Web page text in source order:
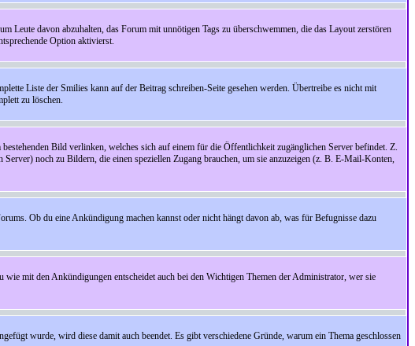
Leute davon abzuhalten, das Forum mit unnötigen Tags zu überschwemmen, die das Layout zerstören
Option aktivierst.
Liste der Smilies kann auf der Beitrag schreiben-Seite gesehen werden. Übertreibe es nicht mit
zu löschen.
Bild verlinken, welches sich auf einem für die Öffentlichkeit zugänglichen Server befindet. Z.
noch zu Bildern, die einen speziellen Zugang brauchen, um sie anzuzeigen (z. B. E-Mail-Konten,
Ob du eine Ankündigung machen kannst oder nicht hängt davon ab, was für Befugnisse dazu
mit den Ankündigungen entscheidet auch bei den Wichtigen Themen der Administrator, wer sie
wurde, wird diese damit auch beendet. Es gibt verschiedene Gründe, warum ein Thema geschlossen